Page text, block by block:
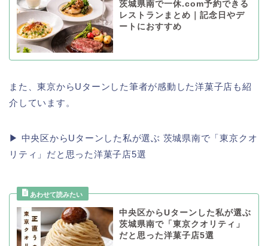
茨城県南で一休.com予約できる
レストランまとめ｜記念日やデ
ートにおすすめ
また、東京からUターンした筆者が感動した洋菓子店も紹
介しています。
▶ 中央区からUターンした私が選ぶ 茨城県南で「東京クオ
リティ」だと思った洋菓子店5選
中央区からUターンした私が選ぶ
茨城県南で「東京クオリティ」
だと思った洋菓子店5選